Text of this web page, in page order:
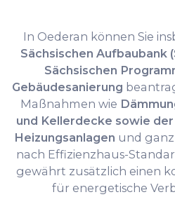
In Oederan können Sie
Sächsischen Aufbaubank
Sächsischen
Gebäudesanierung
Maßnahmen wie
und Kellerdecke sowie
Heizungsanlagen und
nach Effizienzhaus-
gewährt zusätzlich einen
für energetische